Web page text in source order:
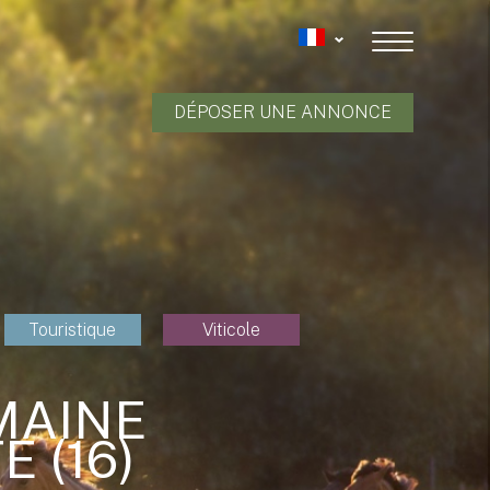
DÉPOSER UNE ANNONCE
Touristique Viticole
(16)